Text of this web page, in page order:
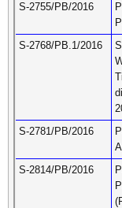
S-2755/PB/2016
S-2768/PB.1/2016
S-2781/PB/2016
S-2814/PB/2016